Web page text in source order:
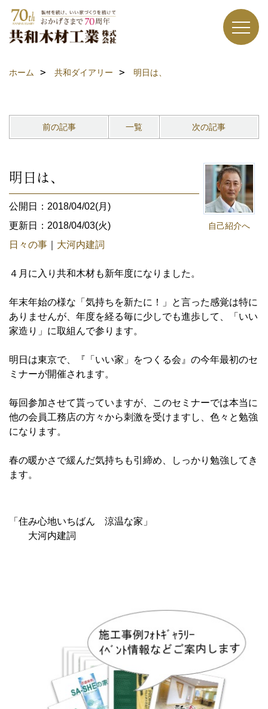
ホーム 共和ダイアリー 明日は、
前の記事 一覧 次の記事
自己紹介へ
明日は、
公開日：2018/04/02(月)
更新日：2018/04/03(火)
日々の事
大河内建詞
４月に入り共和木材も新年度になりました。
年末年始の様な「気持ちを新たに！」と言った感覚は特に
ありませんが、年度を経る毎に少しでも進歩して、「いい
家造り」に取組んで参ります。
明日は東京で、『「いい家」をつくる会』の今年最初のセ
ミナーが開催されます。
毎回参加させて貰っていますが、このセミナーでは本当に
他の会員工務店の方々から刺激を受けますし、色々と勉強
になります。
春の暖かさで緩んだ気持ちも引締め、しっかり勉強してき
ます。
「住み心地いちばん 涼温な家」
大河内建詞